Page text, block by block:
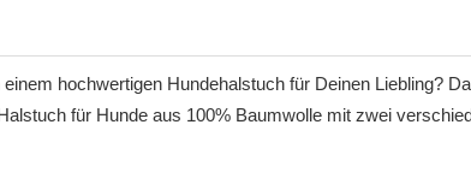
hochwertigen Hundehalstuch für Deinen Liebling?
für Hunde aus 100% Baumwolle mit zwei